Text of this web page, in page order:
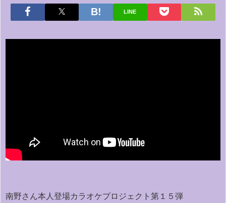
LINE
南野さん本人登場カラオケプロジェクト第１５弾